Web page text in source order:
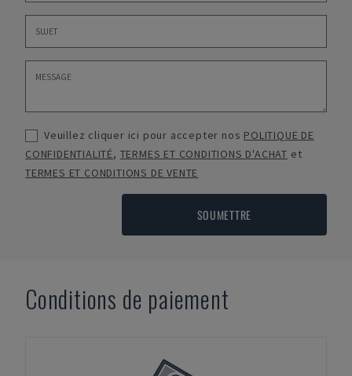
Veuillez cliquer ici pour accepter nos POLITIQUE DE
CONFIDENTIALITÉ, TERMES ET CONDITIONS D'ACHAT et
TERMES ET CONDITIONS DE VENTE
SOUMETTRE
Conditions de paiement